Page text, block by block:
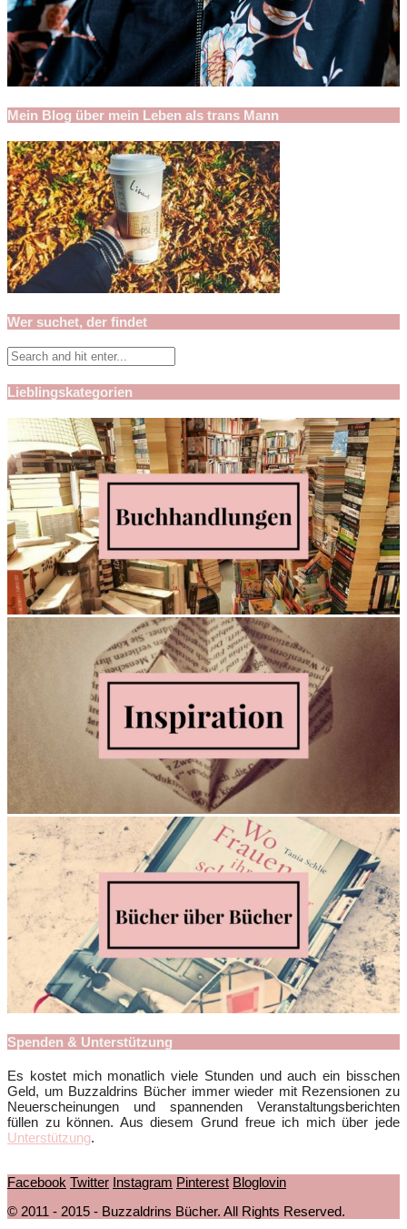
Mein Blog über mein Leben als trans Mann
Wer suchet, der findet
Lieblingskategorien
Spenden & Unterstützung
Es kostet mich monatlich viele Stunden und auch ein bisschen
Geld, um Buzzaldrins Bücher immer wieder mit Rezensionen zu
Neuerscheinungen und spannenden Veranstaltungsberichten
füllen zu können. Aus diesem Grund freue ich mich über jede
Unterstützung.
Facebook Twitter Instagram Pinterest Bloglovin
© 2011 - 2015 - Buzzaldrins Bücher. All Rights Reserved.